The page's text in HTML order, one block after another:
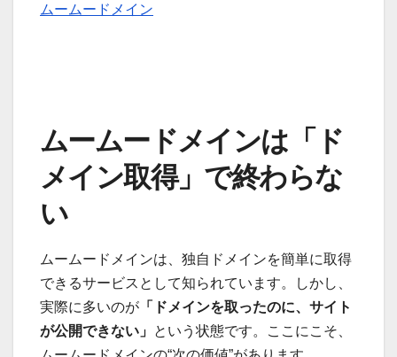
ムームードメイン
ムームードメインは「ド
メイン取得」で終わらな
い
ムームードメインは、独自ドメインを簡単に取得
できるサービスとして知られています。しかし、
実際に多いのが 「ドメインを取ったのに、サイト
が公開できない」 という状態です。ここにこそ、